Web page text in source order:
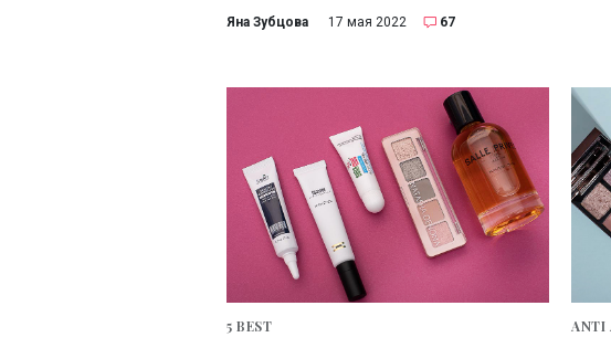
Яна Зубцова 17 мая 2022 67
5 BEST ANTI